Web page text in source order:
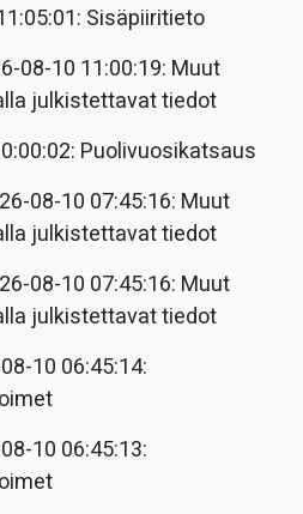
Sisäpiiritieto
08-10 11:00:19: Muut
julkistettavat tiedot
Puolivuosikatsaus
08-10 07:45:16: Muut
julkistettavat tiedot
08-10 07:45:16: Muut
julkistettavat tiedot
10 06:45:14:
10 06:45:13: